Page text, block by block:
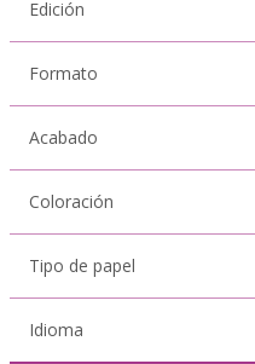
Edición
Formato
Acabado
Coloración
Tipo de papel
Idioma